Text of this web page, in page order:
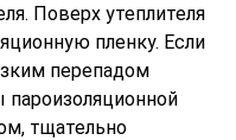
Поверх утеплителя
пленку. Если
перепадом
пароизоляционной
тщательно